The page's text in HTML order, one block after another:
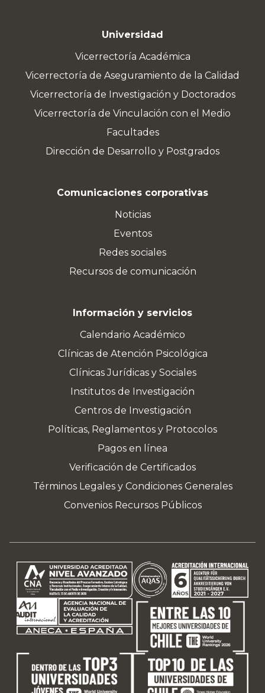
Universidad
Vicerrectoría Académica
Vicerrectoría de Aseguramiento de la Calidad
Vicerrectoría de Investigación y Doctorados
Vicerrectoría de Vinculación con el Medio
Facultades
Dirección de Desarrollo y Postgrados
Comunicaciones corporativas
Noticias
Eventos
Redes sociales
Recursos de comunicación
Información y servicios
Calendario Académico
Clínicas de Atención Psicológica
Clínicas Jurídicas y Sociales
Institutos de Investigación
Centros de Investigación
Políticas, Reglamentos y Protocolos
Pagos en línea
Verificación de Certificados
Términos Legales y Condiciones Generales
Convenios Recursos Públicos